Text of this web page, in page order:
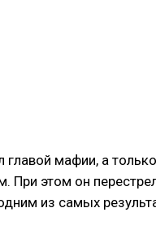
главой мафии, а
При этом он
из самых